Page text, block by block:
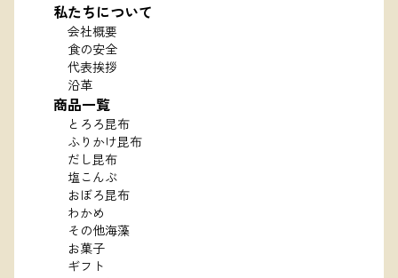
私たちについて
会社概要
食の安全
代表挨拶
沿革
商品一覧
とろろ昆布
ふりかけ昆布
だし昆布
塩こんぶ
おぼろ昆布
わかめ
その他海藻
お菓子
ギフト